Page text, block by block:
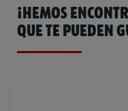
Catálogo General
Ficha Técnica
¡HEMOS
QUE TE PUEDEN